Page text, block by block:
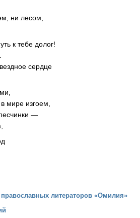
ни лесом,
к тебе долог!
сердце
в мире изгоем,
—
литераторов «Омилия»